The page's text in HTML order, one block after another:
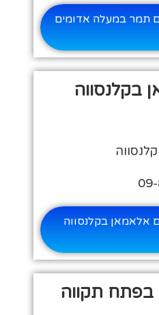
תמר במעלה אדומים
בקלנסווה
אלאמאן בקלנסווה
בפתח תקווה